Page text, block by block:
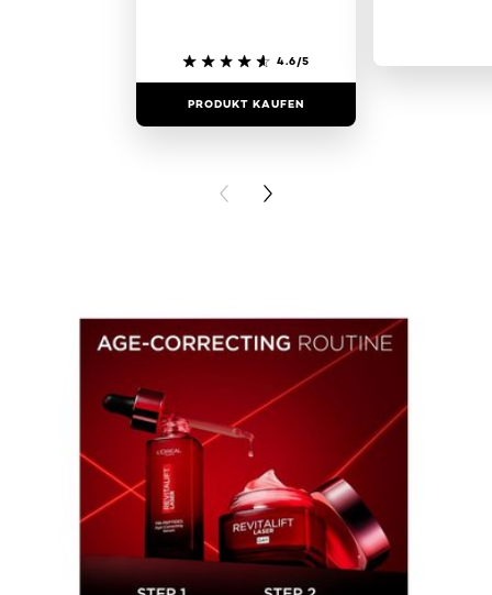
4.6/5
PRODUKT KAUFEN
PREVIOUS CARD
NEXT CARD